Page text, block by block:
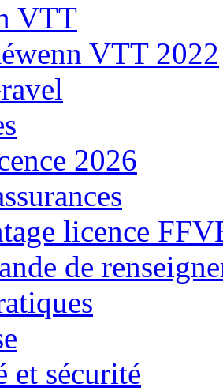
VTT
VTT 2022
2026
licence
de
et sécurité